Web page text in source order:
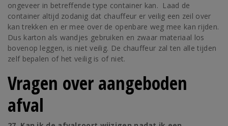
ongeveer in betreffende type container kan. Laad de
container altijd zodanig dat chauffeur er veilig een zeil over
kan trekken en er mee over de openbare weg mee kan rijden.
Dus karton als wandjes gebruiken en zwaar materiaal los
bovenop leggen, is niet veilig. De chauffeur zal ten alle tijden
zelf bepalen of het veilig is of niet.
Vragen over aangeboden
afval